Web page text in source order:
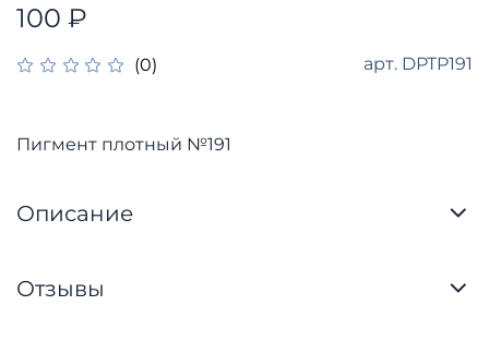
(0) арт. DPTP191
100 ₽
Пигмент плотный №191
Описание
Отзывы